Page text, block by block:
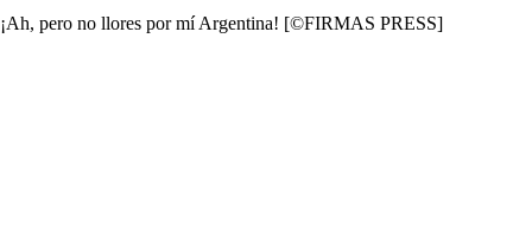
¡Ah, pero no llores por mí Argentina! [©FIRMAS PRESS]